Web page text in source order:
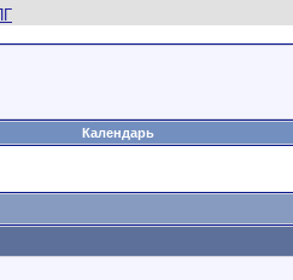
Календарь